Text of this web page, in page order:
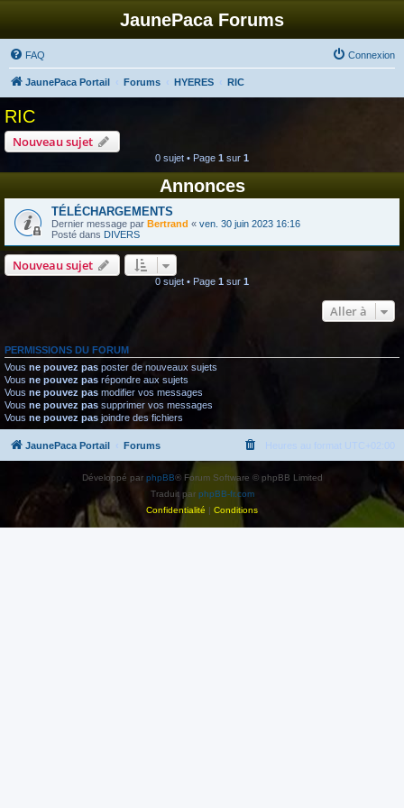
JaunePaca Forums
FAQ Connexion
JaunePaca Portail Forums HYERES RIC
RIC
Nouveau sujet
0 sujet • Page 1 sur 1
Annonces
TÉLÉCHARGEMENTS
Dernier message par Bertrand « ven. 30 juin 2023 16:16
Posté dans DIVERS
Nouveau sujet
0 sujet • Page 1 sur 1
Aller à
PERMISSIONS DU FORUM
Vous ne pouvez pas poster de nouveaux sujets
Vous ne pouvez pas répondre aux sujets
Vous ne pouvez pas modifier vos messages
Vous ne pouvez pas supprimer vos messages
Vous ne pouvez pas joindre des fichiers
JaunePaca Portail Forums Heures au format UTC+02:00
Développé par phpBB® Forum Software © phpBB Limited
Traduit par phpBB-fr.com
Confidentialité | Conditions